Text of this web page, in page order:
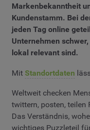
Markenbekanntheit
Kundenstamm. Bei
jeden Tag online
Unternehmen
lokal relevant sind.
Mit Standortdaten
Weltweit checken
twittern, posten, teilen
Das Verständnis,
wichtiges Puzzleteil